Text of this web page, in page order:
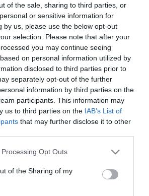
of the sale, sharing to third parties, or
or sensitive information for
by us, please use the below opt-out
selection. Please note that after your
you may continue seeing
on personal information utilized by
disclosed to third parties prior to
separately opt-out of the further
information by third parties on the
participants. This information may
us to third parties on the IAB’s List of
that may further disclose it to other
website/app uses one or more Google
or usage behaviour. You may click to
to Google and its third-party tags to
specified purposes in below Google
Opt Outs
of the Sharing of my
cég már építi a saját kutatóintézetét, és itt
is - fogalmazott a tárcavezető.
a látogatás során kitért arra, hogy a
fontos része az eszközök köré épülő
harcjármű-gyárépülete előtt
jelentőségűek a haderőfejlesztésben a
az itteni tudás és technológia.
ki, hogy Zalaegerszegen létrejött egy olyan
ahol egyetemek, magáncégek, állami
működnek együtt. Hangsúlyozta: az
létrejöhetnek, vagy
szerepre tudnak szert tenni.
miatt Európát a recesszió fenyegeti, ezért
fontosabb, hogy megfelelő védelmi ipari
de mindaz, ami itt Zalaegerszegen